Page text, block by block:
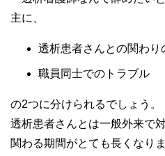
主に、
透析患者さんとの関わ
職員同士でのトラブル
の2つに分けられるでしょう。
透析患者さんとは一般外来で
関わる期間がとても長くなりま